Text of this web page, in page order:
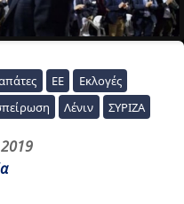
ΕΕ
Εκλογές
Λένιν ΣΥΡΙΖΑ